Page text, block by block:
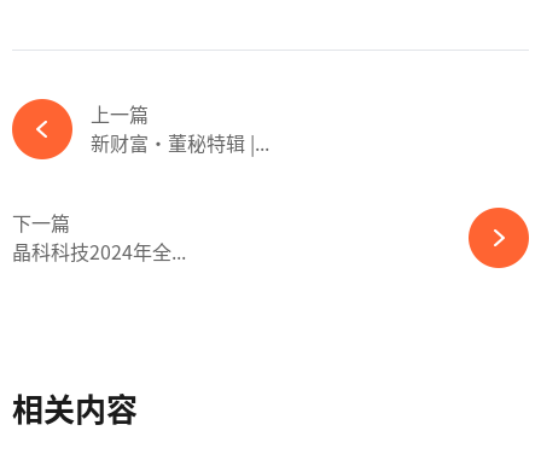
上一篇
新财富·董秘特辑 |...
下一篇
晶科科技2024年全...
相关内容